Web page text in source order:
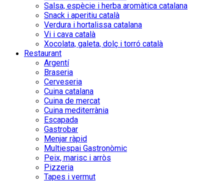
Salsa, espècie i herba aromàtica catalana
Snack i aperitiu català
Verdura i hortalissa catalana
Vi i cava català
Xocolata, galeta, dolç i torró català
Restaurant
Argentí
Braseria
Cerveseria
Cuina catalana
Cuina de mercat
Cuina mediterrània
Escapada
Gastrobar
Menjar ràpid
Multiespai Gastronòmic
Peix, marisc i arròs
Pizzeria
Tapes i vermut